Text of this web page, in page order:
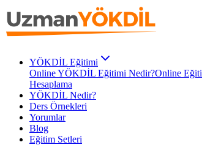
YÖKDİL Eğitimi
Online YÖKDİL Eğitimi Nedir?Online
Hesaplama
YÖKDİL Nedir?
Ders Örnekleri
Yorumlar
Blog
Eğitim Setleri